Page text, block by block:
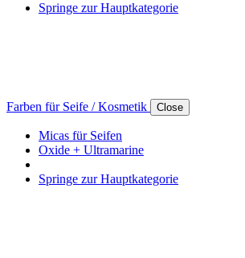
Springe zur Hauptkategorie
Farben für Seife / Kosmetik Close
Micas für Seifen
Oxide + Ultramarine
Springe zur Hauptkategorie